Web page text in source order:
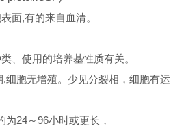
面,有的来自血清。
、使用的培养基性质有关。
细胞无增殖。少见分裂相，细胞有运
24～96小时或更长，